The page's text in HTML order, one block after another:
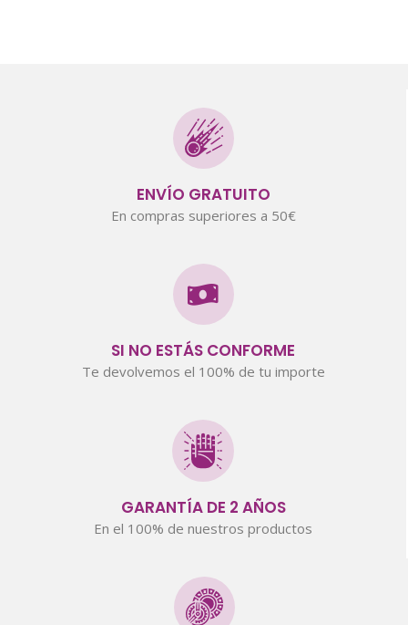
ENVÍO GRATUITO
En compras superiores a 50€
SI NO ESTÁS CONFORME
Te devolvemos el 100% de tu importe
GARANTÍA DE 2 AÑOS
En el 100% de nuestros productos